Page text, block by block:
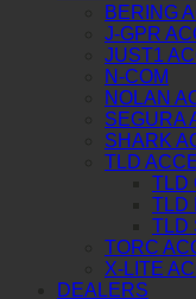
BERING
J-GPR
JUST1
N-COM
NOLAN
SEGURA
SHARK
TLD
TLD
TLD
TLD
TORC
X-LITE
DEALERS